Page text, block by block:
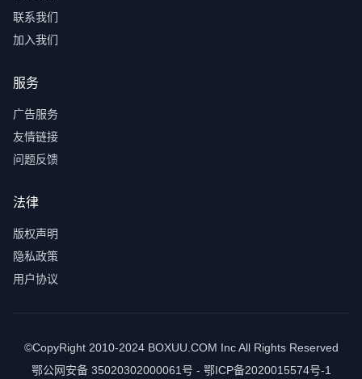
联系我们
加入我们
服务
广告服务
友情链接
问题反馈
法律
版权声明
隐私政策
用户协议
©CopyRight 2010-2024 BOXUU.COM Inc All Rights Reserved
鄂公网安备 35020302000061号 - 鄂ICP备2020015574号-1